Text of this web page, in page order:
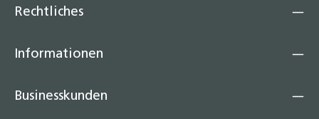
Rechtliches
Informationen
Businesskunden